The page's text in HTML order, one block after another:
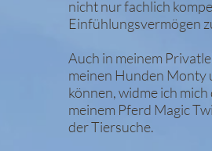
nicht nur fachlich
Einfühlungsvermögen
Auch in meinem
meinen Hunden Monty
können, widme ich
meinem Pferd Magic
der Tiersuche.